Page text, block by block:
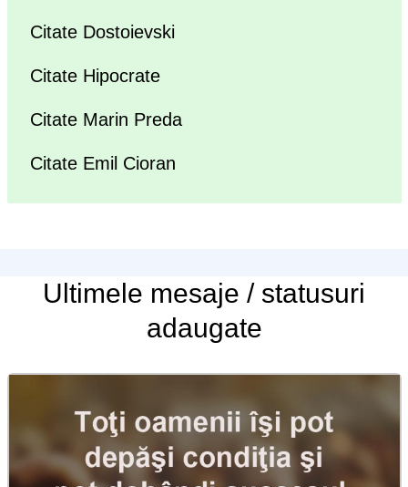
Citate Dostoievski
Citate Hipocrate
Citate Marin Preda
Citate Emil Cioran
Ultimele mesaje / statusuri
adaugate